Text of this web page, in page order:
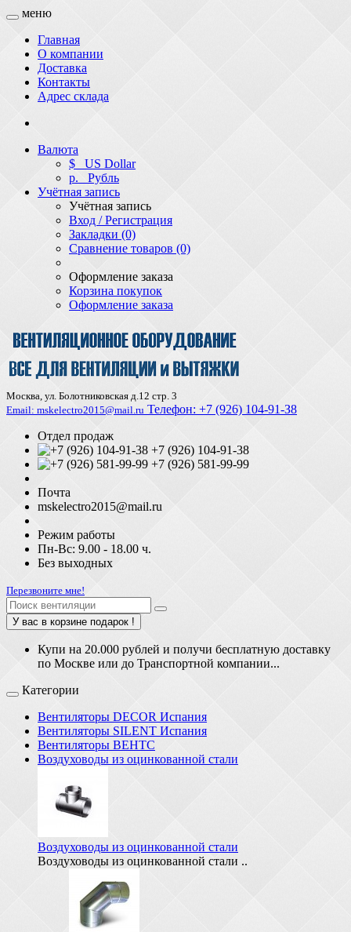
меню
Главная
О компании
Доставка
Контакты
Адрес склада
Валюта
$ US Dollar
р. Рубль
Учётная запись
Учётная запись
Вход / Регистрация
Закладки (0)
Сравнение товаров (0)
Оформление заказа
Корзина покупок
Оформление заказа
Москва, ул. Болотниковская д.12 стр. 3
Email: mskelectro2015@mail.ru Телефон: +7 (926) 104-91-З8
Отдел продаж
+7 (926) 104-91-38
+7 (926) 581-99-99
Почта
mskelectro2015@mail.ru
Режим работы
Пн-Вс: 9.00 - 18.00 ч.
Без выходных
Перезвоните мне!
У вас в корзине подарок !
Купи на 20.000 рублей и получи бесплатную доставку
по Москве или до Транспортной компании...
Категории
Вентиляторы DECOR Испания
Вентиляторы SILENT Испания
Вентиляторы ВЕНТС
Воздуховоды из оцинкованной стали
Воздуховоды из оцинкованной стали
Воздуховоды из оцинкованной стали ..